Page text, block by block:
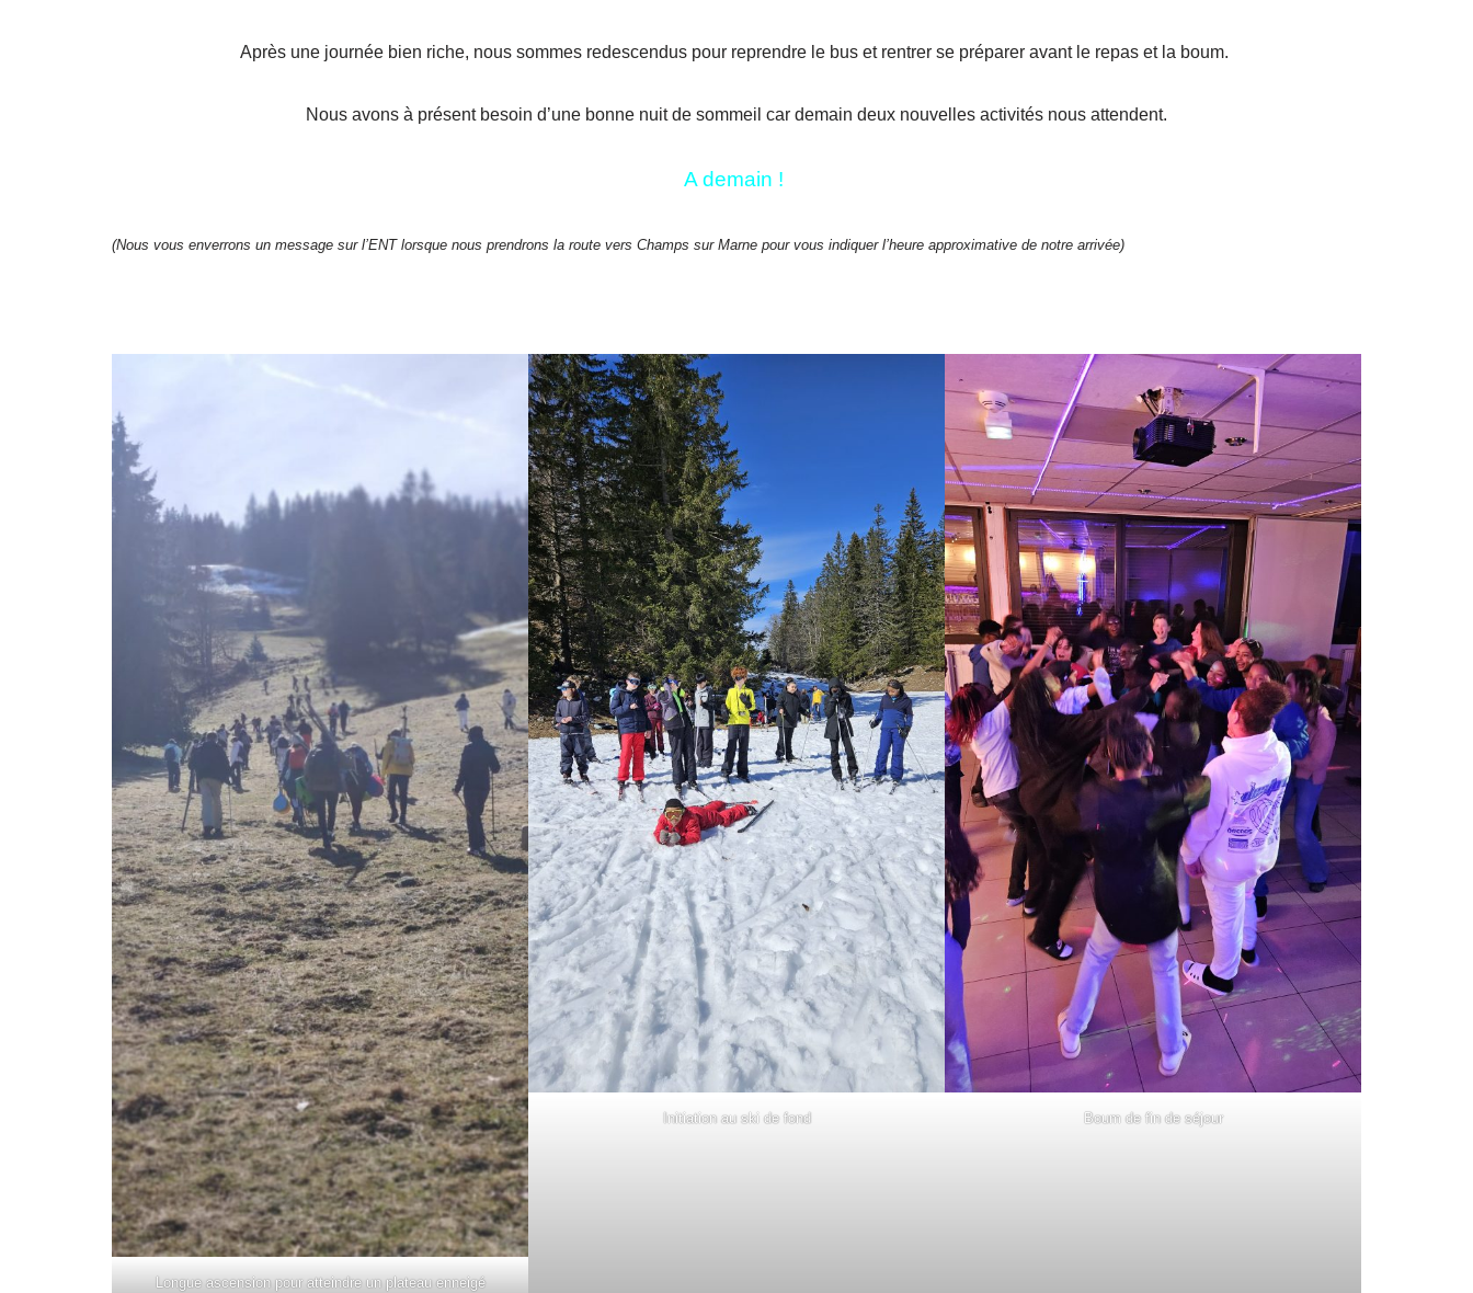
Après une journée bien riche, nous sommes redescendus pour reprendre le bus et rentrer se préparer avant le repas et la boum.
Nous avons à présent besoin d’une bonne nuit de sommeil car demain deux nouvelles activités nous attendent.
A demain !
(Nous vous enverrons un message sur l’ENT lorsque nous prendrons la route vers Champs sur Marne pour vous indiquer l’heure approximative de notre arrivée)
Longue ascension pour atteindre un plateau enneigé
Initiation au ski de fond Boum de fin de séjour